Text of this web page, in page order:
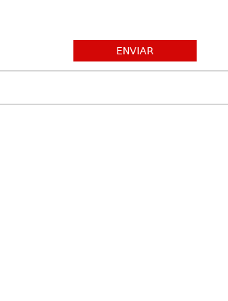
ENVIAR